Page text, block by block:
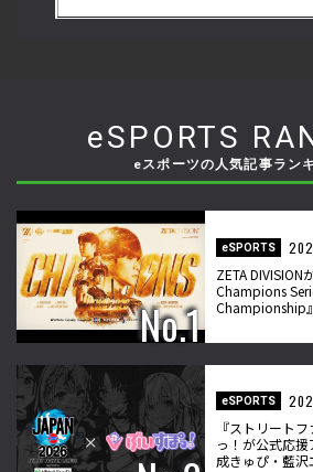
eSPORTS
eスポーツの人気記事ラン
eSPORTS
ZETA DIVISION
Champions
Championship
eSPORTS
『ストリート
っ！が公式応
成きゅぴ・藍